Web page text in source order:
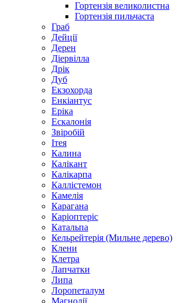
Гортензія великолистна
Гортензія пильчаста
Граб
Дейції
Дерен
Діервілла
Дрік
Дуб
Екзохорда
Енкіантус
Еріка
Ескалонія
Звіробій
Ітея
Калина
Калікант
Калікарпа
Каллістемон
Камелія
Карагана
Каріоптеріс
Катальпа
Кельрейтерія (Мильне дерево)
Клени
Клетра
Лапчатки
Липа
Лоропеталум
Магнолії